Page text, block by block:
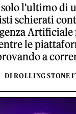
solo l'ultimo di
schierati
Artificiale
le
a
DI ROLLING STONE